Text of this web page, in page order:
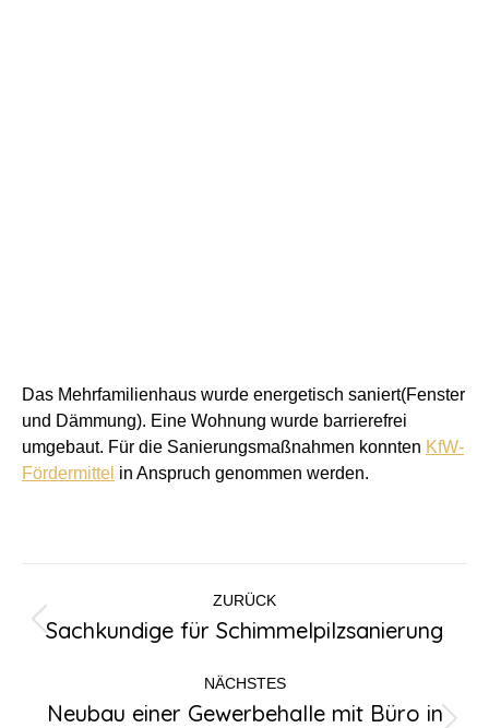
Das Mehrfamilienhaus wurde energetisch saniert(Fenster
und Dämmung). Eine Wohnung wurde barrierefrei
umgebaut. Für die Sanierungsmaßnahmen konnten KfW-
Fördermittel in Anspruch genommen werden.
Kommentarnavigation
ZURÜCK
Vorheriger
Sachkundige für Schimmelpilzsanierung
NÄCHSTES
Neubau einer Gewerbehalle mit Büro in